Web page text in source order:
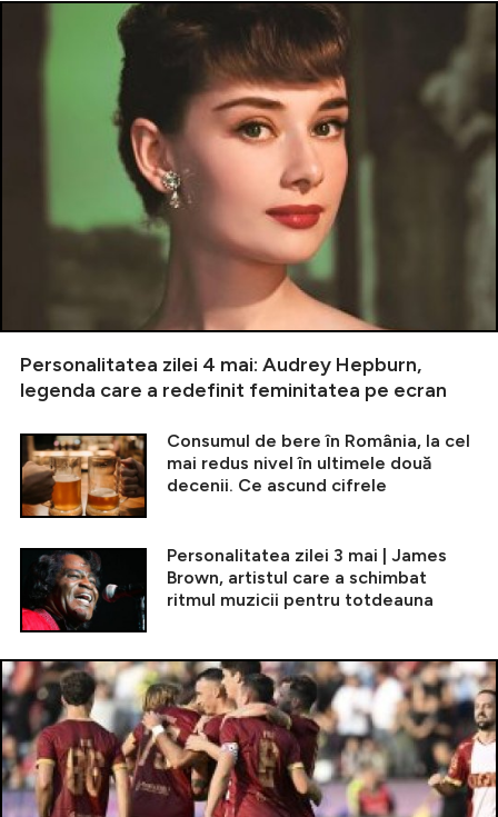
Personalitatea zilei 4 mai: Audrey Hepburn,
legenda care a redefinit feminitatea pe ecran
Consumul de bere în România, la cel
mai redus nivel în ultimele două
decenii. Ce ascund cifrele
Personalitatea zilei 3 mai | James
Brown, artistul care a schimbat
ritmul muzicii pentru totdeauna